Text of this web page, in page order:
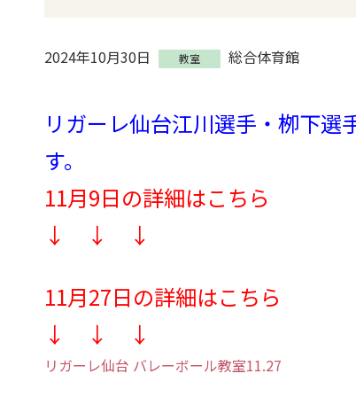
2024年10月30日 教室 総合体育館
リガーレ仙台江川選手・栁下選
す。
11月9日の詳細はこちら
↓ ↓ ↓
11月27日の詳細はこちら
↓ ↓ ↓
リガーレ仙台 バレーボール教室11.27